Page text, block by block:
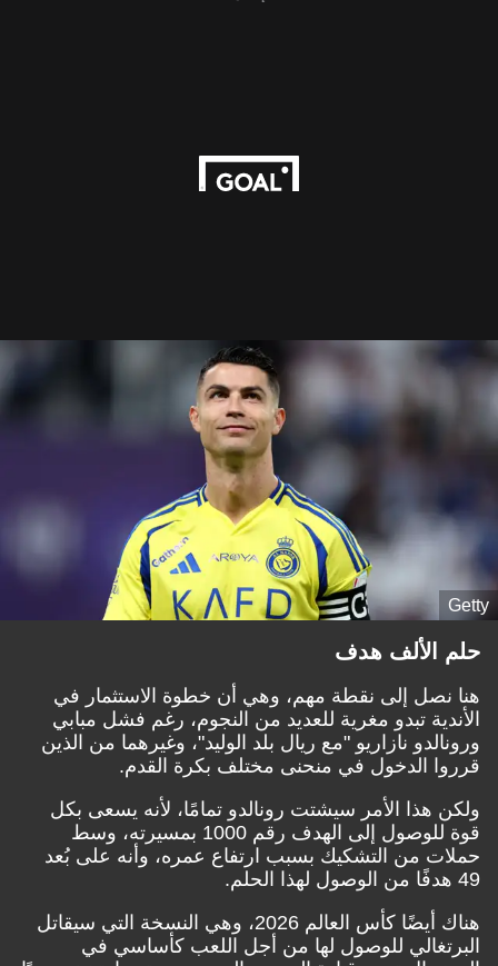
Getty
حلم الألف هدف
هنا نصل إلى نقطة مهم، وهي أن خطوة الاستثمار في
الأندية تبدو مغرية للعديد من النجوم، رغم فشل مبابي
ورونالدو نازاريو "مع ريال بلد الوليد"، وغيرهما من الذين
قرروا الدخول في منحنى مختلف بكرة القدم.
ولكن هذا الأمر سيشتت رونالدو تمامًا، لأنه يسعى بكل
قوة للوصول إلى الهدف رقم 1000 بمسيرته، وسط
حملات من التشكيك بسبب ارتفاع عمره، وأنه على بُعد
49 هدفًا من الوصول لهذا الحلم.
هناك أيضًا كأس العالم 2026، وهي النسخة التي سيقاتل
البرتغالي للوصول لها من أجل اللعب كأساسي في